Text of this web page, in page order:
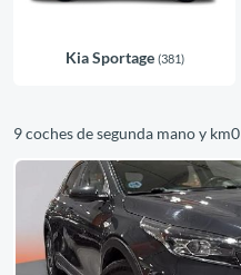
Kia Sportage (381)
9 coches de segunda mano y km0